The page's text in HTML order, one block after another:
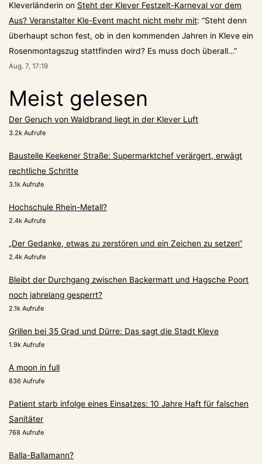
Kleverländerin on Steht der Klever Festzelt-Karneval vor dem
Aus? Veranstalter Kle-Event macht nicht mehr mit: “Steht denn
überhaupt schon fest, ob in den kommenden Jahren in Kleve ein
Rosenmontagszug stattfinden wird? Es muss doch überall…”
Aug. 7, 17:19
Meist gelesen
Der Geruch von Waldbrand liegt in der Klever Luft
3.2k Aufrufe
Baustelle Keekener Straße: Supermarktchef verärgert, erwägt
rechtliche Schritte
3.1k Aufrufe
Hochschule Rhein-Metall?
2.4k Aufrufe
„Der Gedanke, etwas zu zerstören und ein Zeichen zu setzen“
2.4k Aufrufe
Bleibt der Durchgang zwischen Backermatt und Hagsche Poort
noch jahrelang gesperrt?
2.1k Aufrufe
Grillen bei 35 Grad und Dürre: Das sagt die Stadt Kleve
1.9k Aufrufe
A moon in full
836 Aufrufe
Patient starb infolge eines Einsatzes: 10 Jahre Haft für falschen
Sanitäter
768 Aufrufe
Balla-Ballamann?